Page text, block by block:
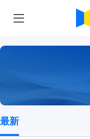
最新